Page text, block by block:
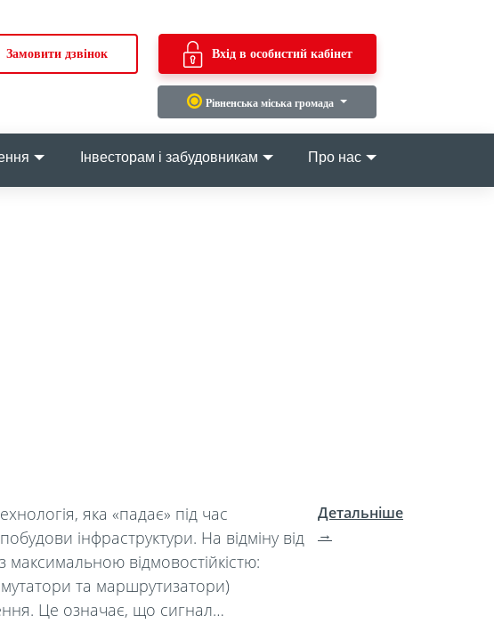
Замовити дзвінок Вхід в особистий кабінет
Рівненська міська громада
Інвесторам і забудовникам Про нас
яка «падає» під час
інфраструктури. На відміну від
відмовостійкістю:
та маршрутизатори)
Це означає, що сигнал…
Детальніше
→